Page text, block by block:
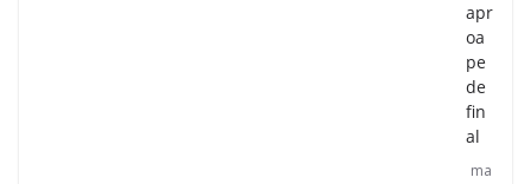
apr
oa
pe
de
fin
al
ma